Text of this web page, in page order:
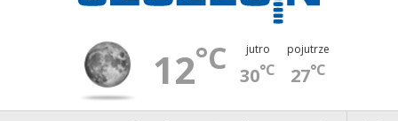
12°C jutro
30°C
pojutrze
27°C